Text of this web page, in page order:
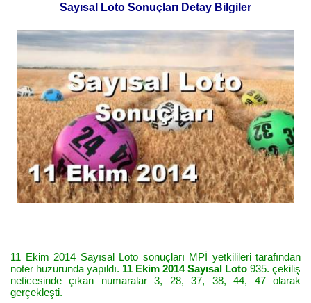
Sayısal Loto Sonuçları Detay Bilgiler
11 Ekim 2014 Sayısal Loto sonuçları MPİ yetkilileri tarafından
noter huzurunda yapıldı. 11 Ekim 2014 Sayısal Loto 935. çekiliş
neticesinde çıkan numaralar 3, 28, 37, 38, 44, 47 olarak
gerçekleşti.